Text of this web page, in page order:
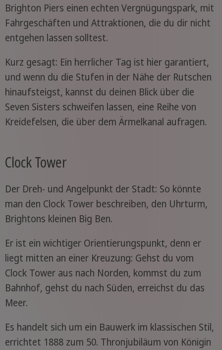
Brighton Piers einen echten Vergnügungspark, mit
Fahrgeschäften und Attraktionen, die du dir nicht
entgehen lassen solltest.
Kurz gesagt: Ein herrlicher Tag ist hier garantiert,
und wenn du die Stufen in der Nähe der Rutschen
hinaufsteigst, kannst du deinen Blick über die
Seven Sisters schweifen lassen, eine Reihe von
Kreidefelsen, die über dem Ärmelkanal aufragen.
Clock Tower
Der Dreh- und Angelpunkt der Stadt: So könnte
man den Clock Tower beschreiben, den Uhrturm,
Brightons kleinen Big Ben.
Er ist ein wichtiger Orientierungspunkt, denn er
liegt mitten an einer Kreuzung: Gehst du vom
Clock Tower aus nach Norden, kommst du zum
Bahnhof, gehst du nach Süden, erreichst du das
Meer.
Es handelt sich um ein Bauwerk im klassischen Stil,
errichtet 1888 zum 50. Thronjubiläum von Königin